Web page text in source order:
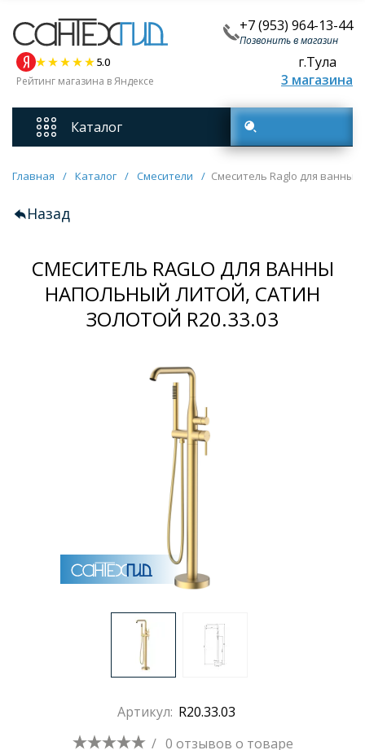
+7 (953) 964-13-44
Позвонить в магазин
5.0
Рейтинг магазина в Яндексе
г.Тула
3 магазина
Каталог
Смесители
Унитазы
Мебель для ванных комнат
Ванны
Кухонные мойки
Душевые кабины
Полотенцесушители
Аксессуары для ванных комнат
Душевые поддоны
Главная / Каталог / Смесители / Смеситель Raglo для ванны
Назад
СМЕСИТЕЛЬ RAGLO ДЛЯ ВАННЫ
НАПОЛЬНЫЙ ЛИТОЙ, САТИН
ЗОЛОТОЙ R20.33.03
Артикул: R20.33.03
/ 0 отзывов о товаре